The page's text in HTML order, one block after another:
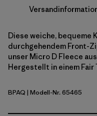
Diese weiche, bequeme
durchgehendem Front-
unser Micro D Fleece
Hergestellt in einem
Buttercup Yellow w/Aqua Stone
BPAQ | Modell-Nr. 65465